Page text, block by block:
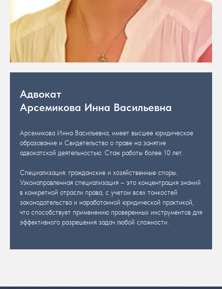
Адвокат
Арсемикова Инна Васильевна
Арсемикова Инна Васильевна, имеет высшее юридическое
образование и Свидетельство о праве на занятие
адвокатской деятельностью. Стаж работы более 10 лет.
Специализация: гражданские и хозяйственные споры.
Узконаправленная специализация – это концентрация знаний
в конкретной отрасли права, с учетом всех тонкостей
законодательства и наработанной юридической практикой,
что способствует применению проверенных инструментов для
эффективного разрешения задач любой сложности.